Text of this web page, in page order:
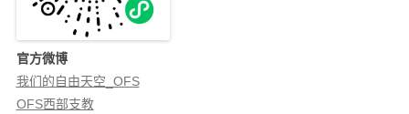
官方微博
我们的自由天空_OFS
OFS西部支教